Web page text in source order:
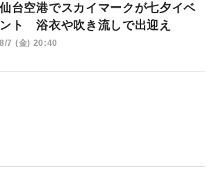
仙台空港でスカイマークが七夕イベ
ント 浴衣や吹き流しで出迎え
8/7 (金) 20:40